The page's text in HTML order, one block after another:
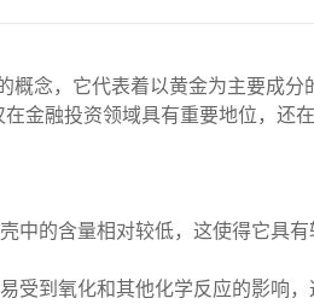
概念，它代表着以黄金为主要成
金融投资领域具有重要地位，还
中的含量相对较低，这使得它具有
受到氧化和其他化学反应的影响